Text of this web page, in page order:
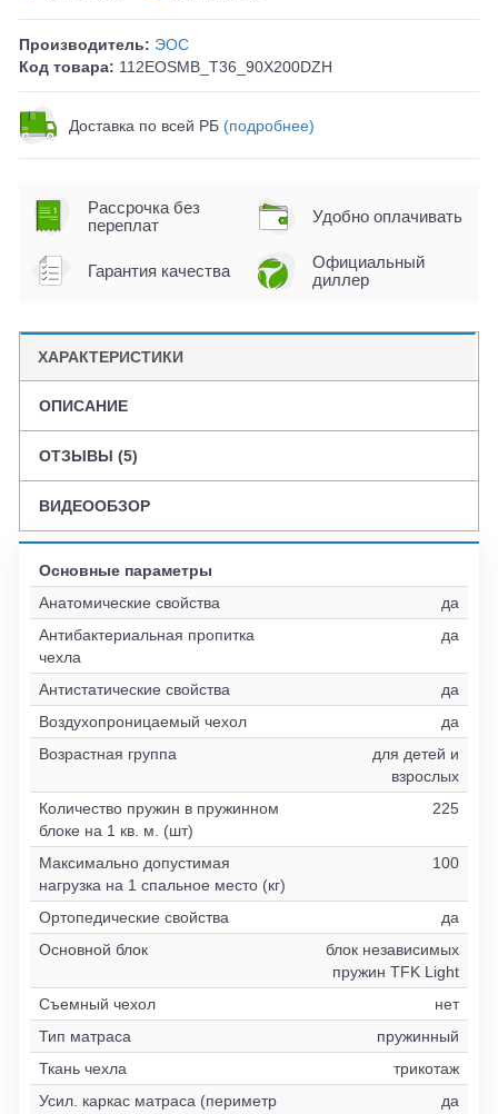
Производитель: ЭОС
Код товара: 112EOSMB_T36_90X200DZH
Доставка по всей РБ (подробнее)
Рассрочка без
переплат
Удобно оплачивать
Гарантия качества
Официальный
диллер
ХАРАКТЕРИСТИКИ
ОПИСАНИЕ
ОТЗЫВЫ (5)
ВИДЕООБЗОР
Основные параметры
Анатомические свойства
да
Антибактериальная пропитка
чехла
да
Антистатические свойства
да
Воздухопроницаемый чехол
да
Возрастная группа
для детей и
взрослых
Количество пружин в пружинном
блоке на 1 кв. м. (шт)
225
Максимально допустимая
нагрузка на 1 спальное место (кг)
100
Ортопедические свойства
да
Основной блок
блок независимых
пружин TFK Light
Съемный чехол
нет
Тип матраса
пружинный
Ткань чехла
трикотаж
Усил. каркас матраса (периметр
да